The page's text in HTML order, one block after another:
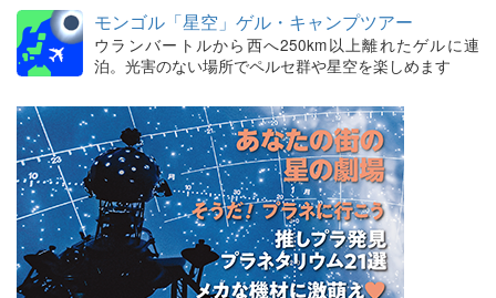
モンゴル「星空」ゲル・キャンプツアー
ウランバートルから西へ250km以上離れたゲルに連
泊。光害のない場所でペルセ群や星空を楽しめます